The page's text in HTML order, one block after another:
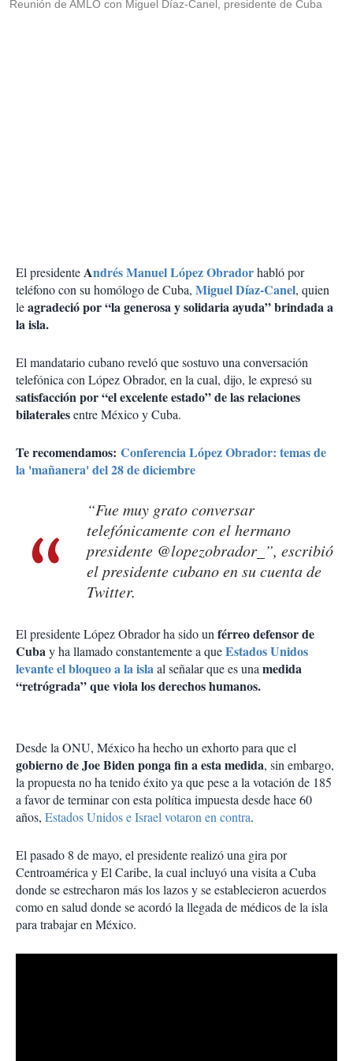
Reunión de AMLO con Miguel Díaz-Canel, presidente de Cuba
El presidenteAndrés Manuel López Obradorhabló por
teléfono con su homólogo de Cuba, Miguel Díaz-Canel, quien
leagradeció por “la generosa y solidaria ayuda” brindada a
la isla.
El mandatario cubano reveló que sostuvo una conversación
telefónica con López Obrador, en la cual, dijo, le expresó su
satisfacción por “el excelente estado” de las relaciones
bilateralesentre México y Cuba.
Te recomendamos: Conferencia López Obrador: temas de
la 'mañanera' del 28 de diciembre
“Fue muy grato conversar
telefónicamente con el hermano
presidente @lopezobrador_”, escribió
el presidente cubano en su cuenta de
Twitter.
El presidente López Obrador ha sido unférreo defensor de
Cubay ha llamado constantemente a queEstados Unidos
levante el bloqueo a la islaal señalar que es unamedida
“retrógrada” que viola los derechos humanos.
Desde la ONU, México ha hecho un exhorto para que el
gobierno de Joe Biden ponga fin a esta medida, sin embargo,
la propuesta no ha tenido éxito ya que pese a la votación de 185
a favor de terminar con esta política impuesta desde hace 60
años, Estados Unidos e Israel votaron en contra.
El pasado 8 de mayo, el presidente realizó una gira por
Centroamérica y El Caribe, la cual incluyó una visita a Cuba
donde se estrecharon más los lazos y se establecieron acuerdos
como en salud donde se acordó la llegada de médicos de la isla
para trabajar en México.